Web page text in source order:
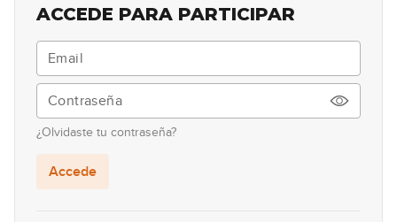
ACCEDE PARA PARTICIPAR
¿Olvidaste tu contraseña?
Accede